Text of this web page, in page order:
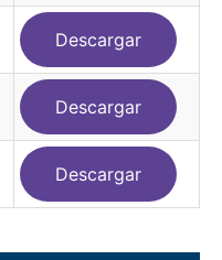
Descargar
Descargar
Descargar